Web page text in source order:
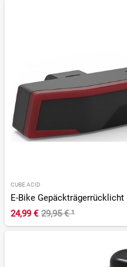
CUBE ACID
E-Bike Gepäckträgerrücklicht
24,99 € 29,95 €¹